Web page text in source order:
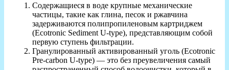
Содержащиеся в воде крупные механические
частицы, такие как глина, песок и ржавчина
задерживаются полипропиленовым картриджем
(Ecotronic Sediment U-type), представляющим собой
первую ступень фильтрации.
Гранулированный активированный уголь (Ecotronic
Pre-carbon U-type) — это без преувеличения самый